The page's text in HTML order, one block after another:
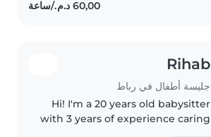
siblings as the oldest in my
Rihab
جليسة أطفال في رباط
Hi! I'm a 20 years old babysitter
with 3 years of experience caring